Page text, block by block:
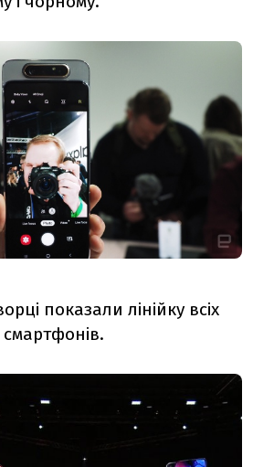
показали лінійку всіх